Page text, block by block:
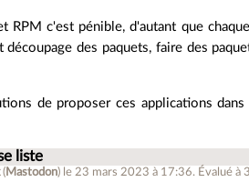
RPM c'est pénible, d'autant que
découpage des paquets, faire des
de proposer ces applications
liste
( Mastodon) le 23 mars 2023 à 17:36. Évalué à 3